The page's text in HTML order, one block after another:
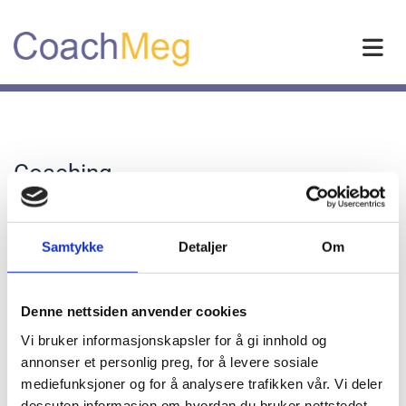
Samtykke Detaljer Om
Denne nettsiden anvender cookies
Vi bruker informasjonskapsler for å gi innhold og
annonser et personlig preg, for å levere sosiale
mediefunksjoner og for å analysere trafikken vår. Vi deler
Coaching
måneder dersom man ønsker å oppnå resultater. Den som ønsker å
egen selvfølelse, egen arbeidssituasjon eller i viktige relasjoner. Det
definerer hva du ønsker å oppnå med coachingen. Coachen er en
profesjonell
samtalepartner som har ulike metoder og teknikker for å bidra til